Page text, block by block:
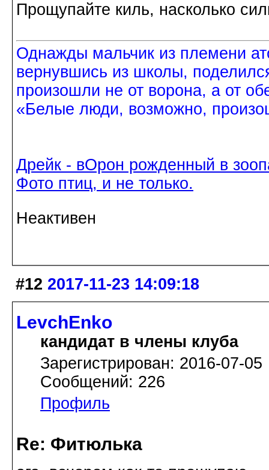
Прощупайте киль, насколько
Однажды мальчик из племени
вернувшись из школы,
произошли не от ворона, а от
«Белые люди, возможно,
Дрейк - вОрон рожденный в
Фото птиц, и не только.
Неактивен
#12 2017-11-23 14:09:18
LevchEnko
кандидат в члены клуба
Зарегистрирован: 2016-07-05
Сообщений: 226
Профиль
Re: Фитюлька